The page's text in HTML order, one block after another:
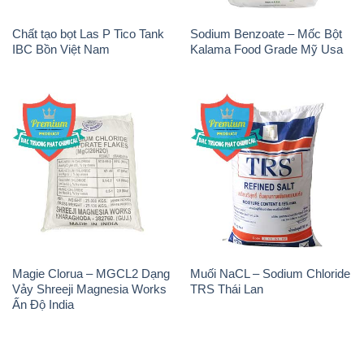
Chất tạo bọt Las P Tico Tank
IBC Bồn Việt Nam
Sodium Benzoate – Mốc Bột
Kalama Food Grade Mỹ Usa
Magie Clorua – MGCL2 Dạng
Vảy Shreeji Magnesia Works
Ấn Độ India
Muối NaCL – Sodium Chloride
TRS Thái Lan